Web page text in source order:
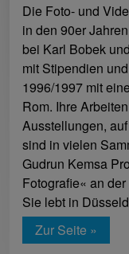
Die Foto- und
in den 90er
bei Karl Bobek
mit Stipendien
1996/1997 mit
Rom. Ihre
Ausstellungen,
sind in vielen
Gudrun Kemsa
Fotografie« an
Sie lebt in
Zur Seite »